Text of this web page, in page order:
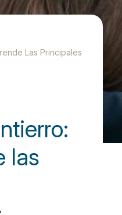
Las Principales
las